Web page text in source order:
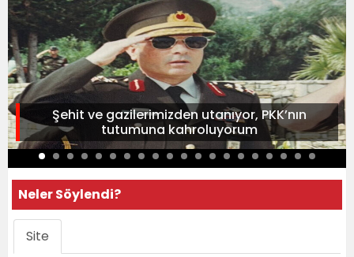
Şehit ve gazilerimizden utanıyor, PKK’nın
tutumuna kahroluyorum
Neler Söylendi?
Site